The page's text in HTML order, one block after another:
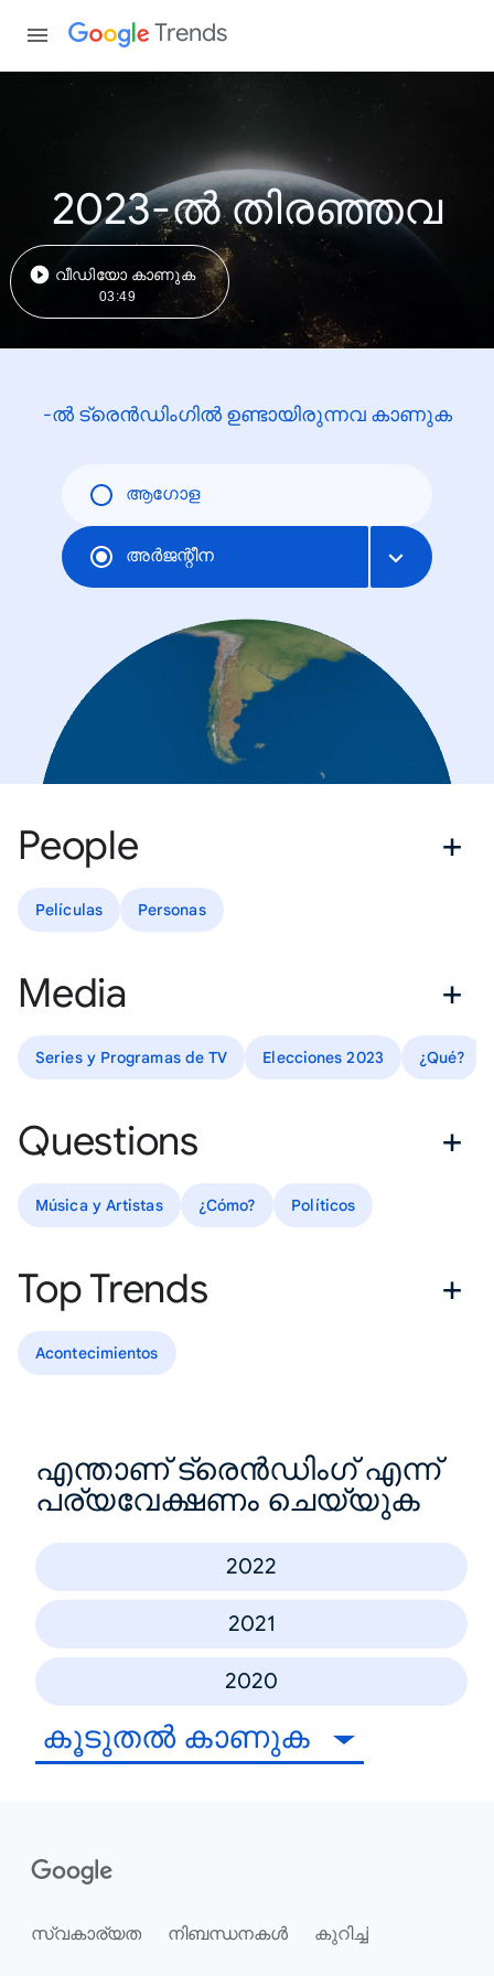
Trends
2023-ൽ തിരഞ്ഞവ
വീഡിയോ കാണുക
03:49
-ൽ ട്രെൻഡിംഗിൽ ഉണ്ടായിരുന്നവ കാണുക
ആഗോള
അര്‍ജന്റീന
People
Películas Personas
Media
Series y Programas de TV Elecciones 2023 ¿Qué?
Questions
Música y Artistas ¿Cómo? Políticos
Top Trends
Acontecimientos
എന്താണ് ട്രെൻഡിംഗ് എന്ന്
പര്യവേക്ഷണം ചെയ്യുക
2022
2021
2020
കൂടുതൽ കാണുക
സ്വകാര്യത നിബന്ധനകൾ കുറിച്ച്